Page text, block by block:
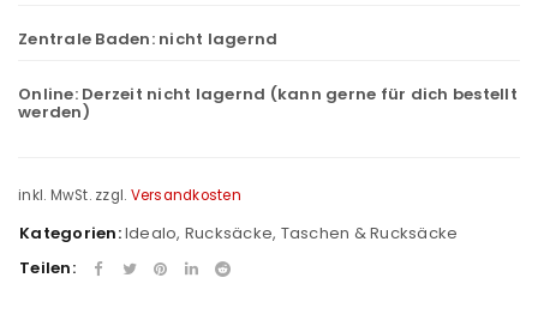
Zentrale Baden: nicht lagernd
Online: Derzeit nicht lagernd (kann gerne für dich bestellt
werden)
inkl. MwSt. zzgl. Versandkosten
Kategorien:Idealo, Rucksäcke, Taschen & Rucksäcke
Teilen: